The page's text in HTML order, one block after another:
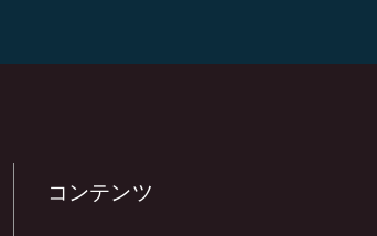
コンテンツ